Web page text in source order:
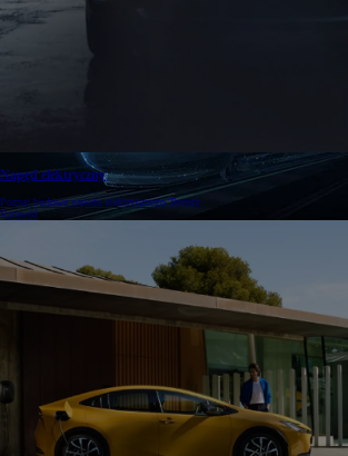
samochody hybrydowe są tańsze w utrzymaniu?
Korzyści z posiadania
po Europie Toyotą Mirai
Śledź trasę wyprawy Arkadego Fiedlera
Napęd elektryczny
Poznaj budowę napedu elektrycznego Toyoty
Sprawdź